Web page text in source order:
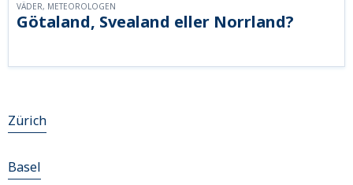
Götaland, Svealand eller Norrland?
VÄDER, METEOROLOGEN
Zürich
Basel